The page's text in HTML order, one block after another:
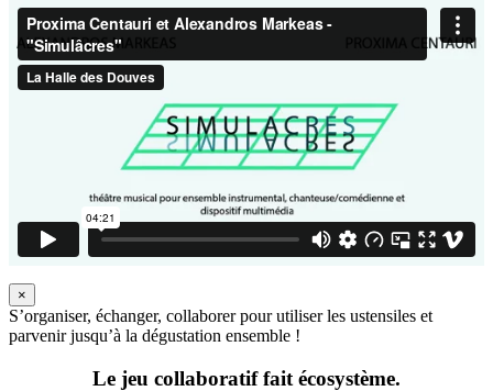
×
S’organiser, échanger, collaborer pour utiliser les ustensiles et
parvenir jusqu’à la dégustation ensemble !
Le jeu collaboratif fait écosystème.